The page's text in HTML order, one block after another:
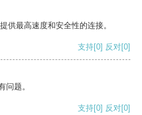
供最高速度和安全性的连接。
支持[0] 反对[0]
问题。
支持[0] 反对[0]